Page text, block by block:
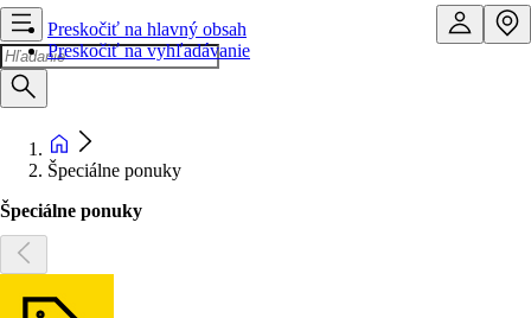
Preskočiť na hlavný obsah
Preskočiť na vyhľadávanie
Špeciálne ponuky
Špeciálne ponuky